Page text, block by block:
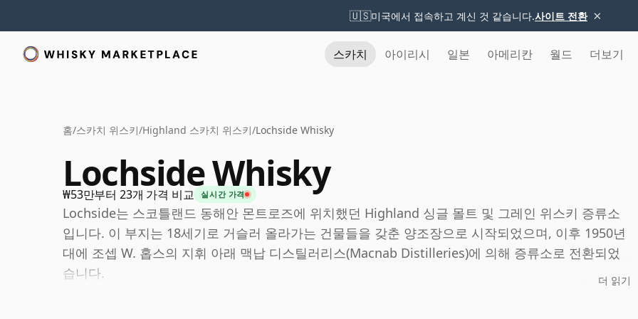
🇺🇸미국에서 접속하고 계신 것 같습니다.사이트 전환 ×
스카치 아이리시 일본 아메리칸 월드 더보기
홈/스카치 위스키/Highland 스카치 위스키/Lochside Whisky
Lochside Whisky
₩53만부터 23개 가격 비교 실시간 가격
Lochside는 스코틀랜드 동해안 몬트로즈에 위치했던 Highland 싱글 몰트 및 그레인 위스키 증류소
입니다. 이 부지는 18세기로 거슬러 올라가는 건물들을 갖춘 양조장으로 시작되었으며, 이후 1950년
대에 조셉 W. 홉스의 지휘 아래 맥납 디스틸러리스(Macnab Distilleries)에 의해 증류소로 전환되었
습니다.
더 읽기